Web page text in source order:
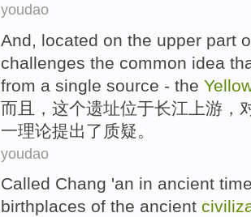
youdao
And located on the upper part
challenges the common idea
from a single source - the
而且
， 这个遗址位于长江 上游 ，
一理论提出了 质疑 。
youdao
Called Chang 'an in ancient
birthplaces of the ancient